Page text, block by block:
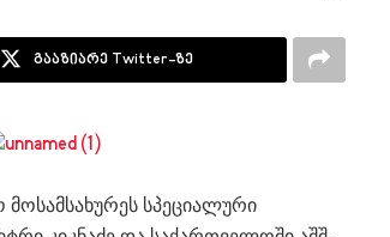
გააზიარე Twitter-ზე
სპეციალური